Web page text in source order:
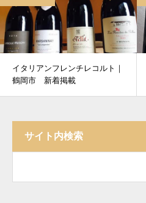
イタリアンフレンチレコルト｜
鶴岡市 新着掲載
サイト内検索